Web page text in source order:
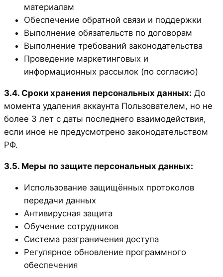
материалам
Обеспечение обратной связи и поддержки
Выполнение обязательств по договорам
Выполнение требований законодательства
Проведение маркетинговых и
информационных рассылок (по согласию)
3.4. Сроки хранения персональных данных: До
момента удаления аккаунта Пользователем, но не
более 3 лет с даты последнего взаимодействия,
если иное не предусмотрено законодательством
РФ.
3.5. Меры по защите персональных данных:
Использование защищённых протоколов
передачи данных
Антивирусная защита
Обучение сотрудников
Система разграничения доступа
Регулярное обновление программного
обеспечения